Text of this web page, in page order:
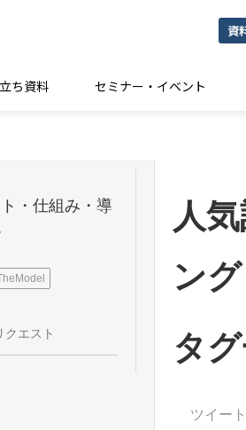
資
ち資料 セミナー・イベント
・仕組み・導
クエスト
人
ング
タ
ツイート